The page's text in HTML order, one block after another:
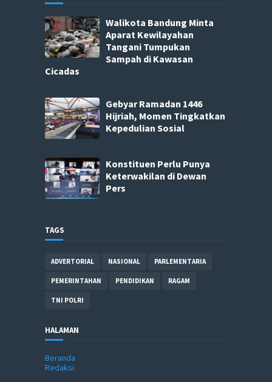
Walikota Bandung Minta
Aparat Kewilayahan
Tangani Tumpukan
Sampah di Kawasan
Cicadas
Gebyar Ramadan 1446
Hijriah, Momen Tingkatkan
Kepedulian Sosial
Konstituen Perlu Punya
Keterwakilan di Dewan
Pers
TAGS
ADVERTORIAL NASIONAL PARLEMENTARIA
PEMERINTAHAN PENDIDIKAN RAGAM
TNI POLRI
HALAMAN
Beranda
Redaksi